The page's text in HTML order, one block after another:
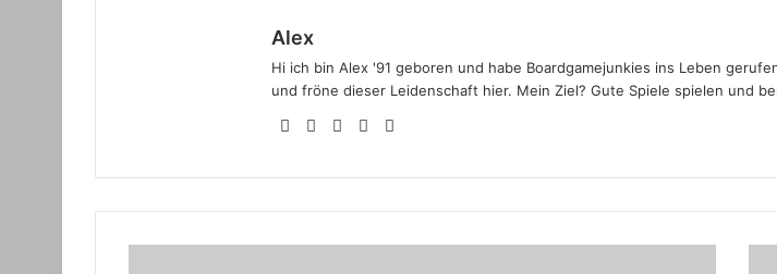
Alex
Hi ich bin Alex '91 geboren und habe Boardgamejunkies ins Leben
und fröne dieser Leidenschaft hier. Mein Ziel? Gute Spiele spielen und
Webseite
Facebook
X YouTube